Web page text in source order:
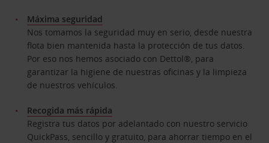
Máxima seguridad
Nos tomamos la seguridad muy en serio, desde nuestra
flota bien mantenida hasta la protección de tus datos.
Por eso nos hemos asociado con Dettol®, para
garantizar la higiene de nuestras oficinas y la limpieza
de nuestros vehículos.
Recogida más rápida
Registra tus datos por adelantado con nuestro servicio
QuickPass, sencillo y gratuito, para ahorrar tiempo en el